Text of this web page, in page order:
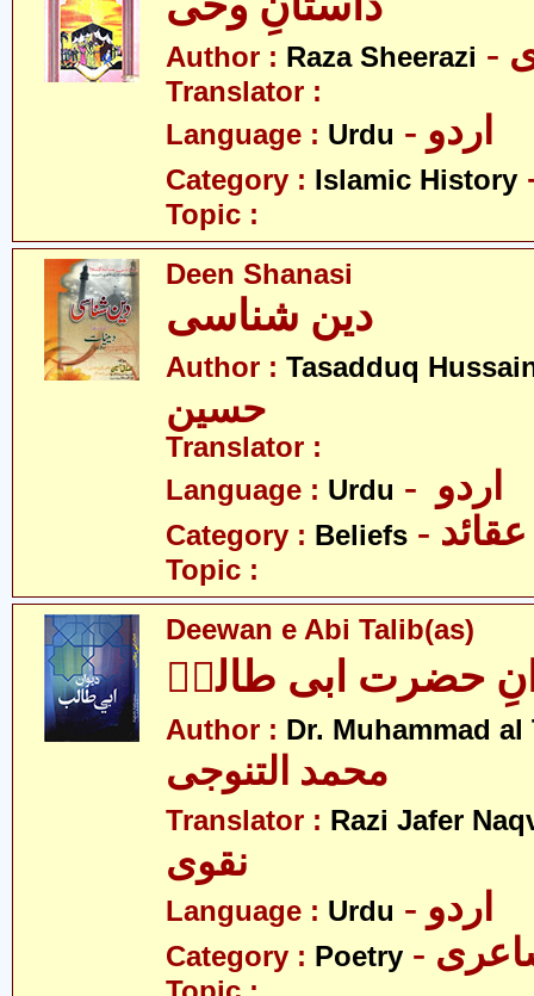
Author : Raza Sheerazi
Translator :
Language : Urdu - اردو
Category : Islamic History
Topic :
Deen Shanasi
دین شناسی
Author : Tasadduq
حسین
Translator :
Language : Urdu
Category : Beliefs - عقائد
Topic :
Deewan e Abi Talib(as)
حضرت ابی طالبؑ
Author : Dr. Muhammad al
محمد التنوجی
Translator : Razi Jafer
نقوی
Language : Urdu - اردو
Category : Poetry